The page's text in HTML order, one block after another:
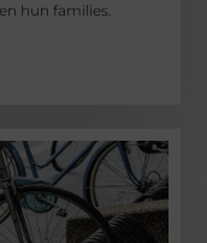
hun families.